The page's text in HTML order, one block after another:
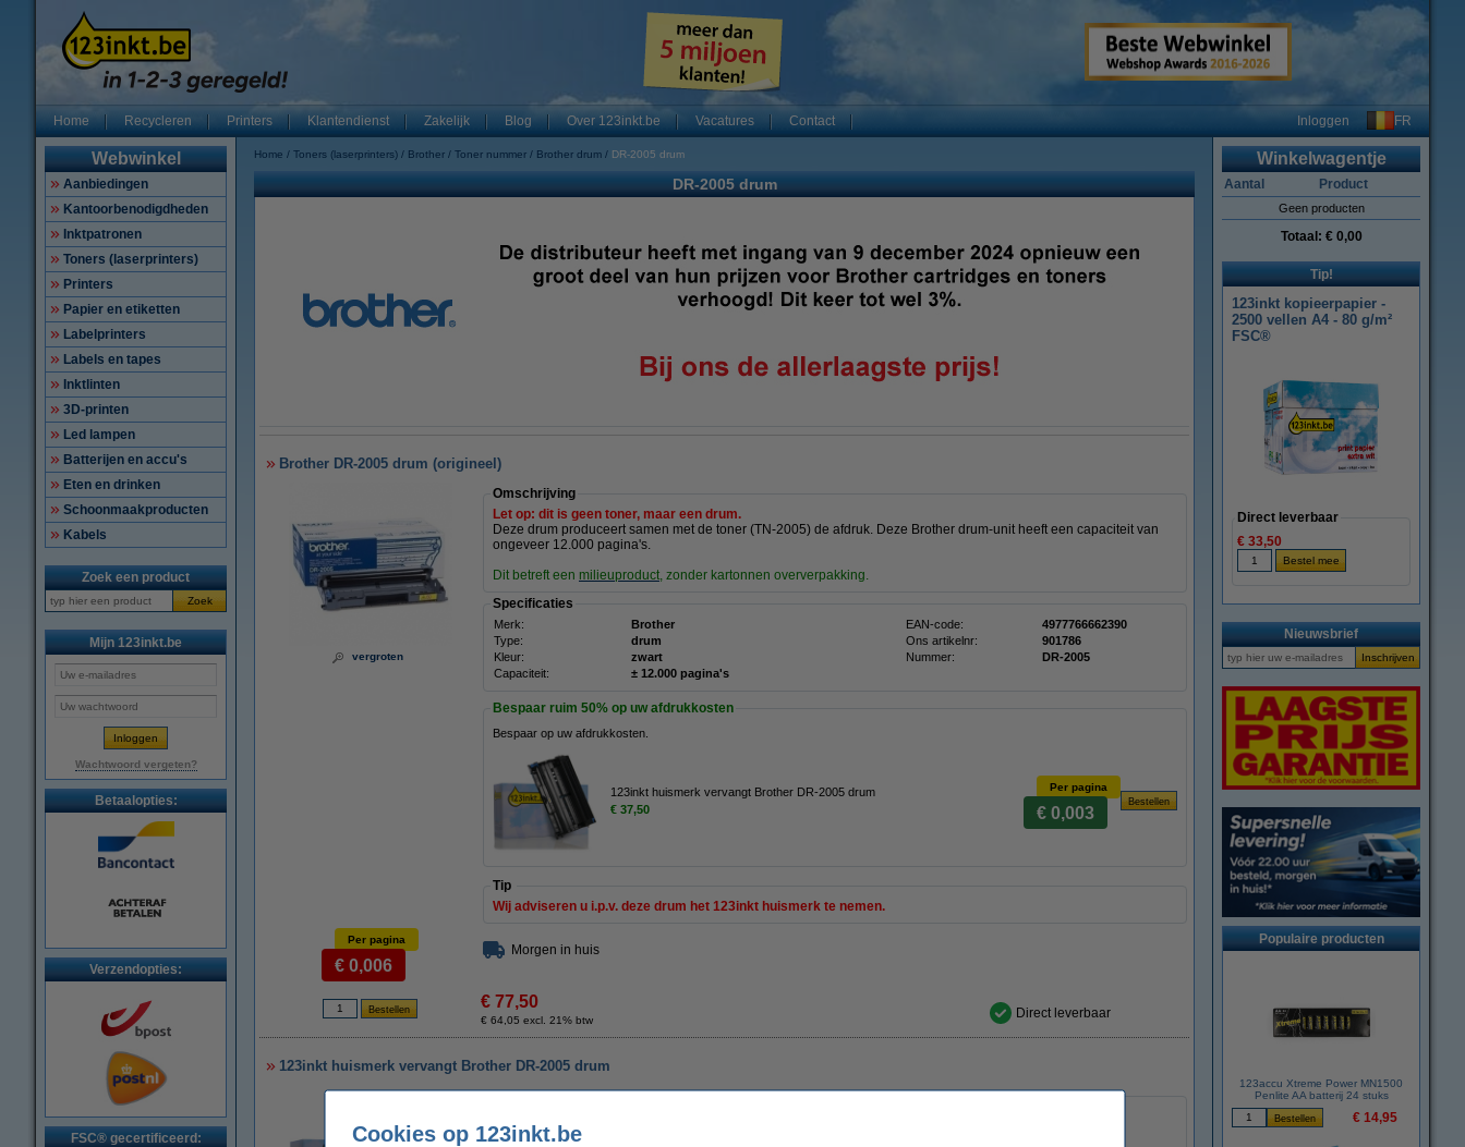
Home Recycleren Printers Klantendienst Zakelijk Blog Over 123inkt.be Vacatures Contact Inloggen FR
Webwinkel
Aanbiedingen
Kantoorbenodigdheden
Inktpatronen
Toners (laserprinters)
Printers
Papier en etiketten
Labelprinters
Labels en tapes
Inktlinten
3D-printen
Led lampen
Batterijen en accu's
Eten en drinken
Schoonmaakproducten
Kabels
Zoek een product
Zoek
Mijn 123inkt.be
Wachtwoord vergeten?
Betaalopties:
Verzendopties:
FSC® gecertificeerd:
Home Toners (laserprinters) Brother Toner nummer Brother drum DR-2005 drum
DR-2005 drum
Brother DR-2005 drum (origineel)
vergroten
Omschrijving
Let op: dit is geen toner, maar een drum.
Deze drum produceert samen met de toner (TN-2005) de afdruk. Deze Brother drum-unit heeft een capaciteit van
ongeveer 12.000 pagina's.
Dit betreft een milieuproduct, zonder kartonnen oververpakking.
Specificaties
Merk: Brother EAN-code:
4977766662390
Type:
drum Ons artikelnr:
901786
Kleur:
zwart Nummer:
DR-2005
Capaciteit:
± 12.000 pagina's
Bespaar ruim 50% op uw afdrukkosten
Bespaar op uw afdrukkosten.
123inkt huismerk vervangt Brother DR-2005 drum
€ 37,50
Per pagina
€ 0,003
Tip
Wij adviseren u i.p.v. deze drum het 123inkt huismerk te nemen.
Per pagina
€ 0,006
Morgen in huis
€ 77,50
€ 64,05 excl. 21% btw Direct leverbaar
123inkt huismerk vervangt Brother DR-2005 drum
Omschrijving
Winkelwagentje
Aantal Product
Geen producten
Totaal: € 0,00
Tip!
123inkt kopieerpapier -
2500 vellen A4 - 80 g/m²
FSC®
Direct leverbaar
€ 33,50
Nieuwsbrief
Populaire producten
123accu Xtreme Power MN1500
Penlite AA batterij 24 stuks
€ 14,95
Cookies op 123inkt.be